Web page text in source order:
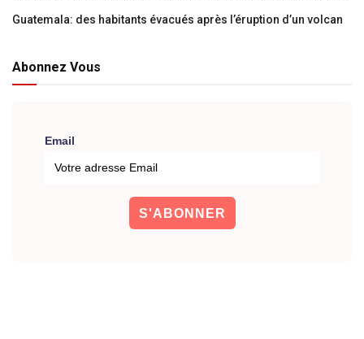
Guatemala: des habitants évacués après l’éruption d’un volcan
Abonnez Vous
Email